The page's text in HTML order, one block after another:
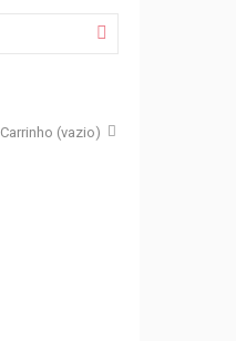
Carrinho (vazio)